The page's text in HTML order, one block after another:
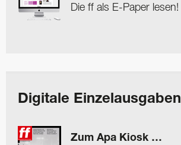
Die ff als E-Paper lesen!
Digitale Einzelausgaben
Zum Apa Kiosk …